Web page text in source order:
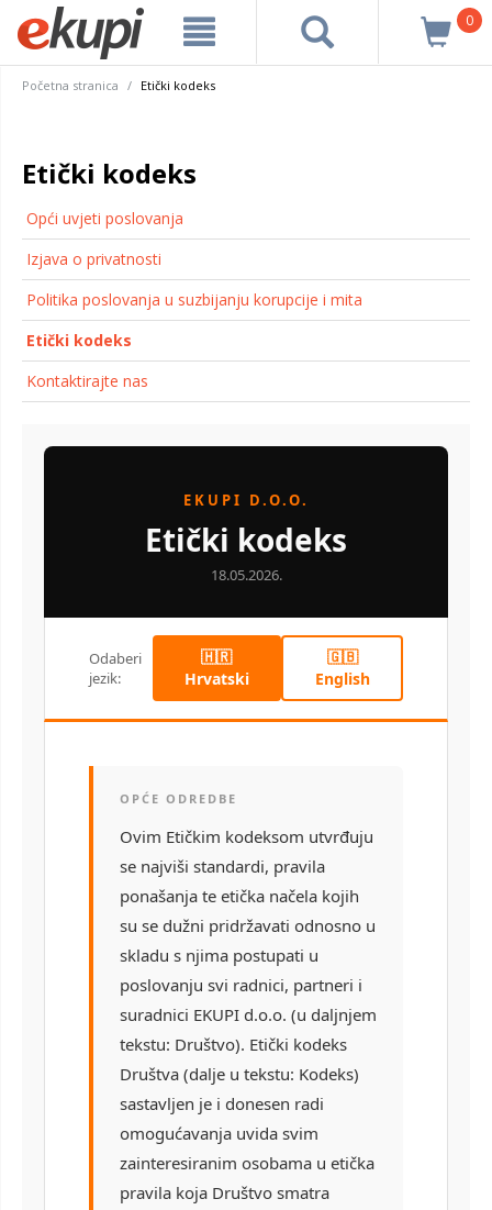
0
Početna stranica Etički kodeks
Etički kodeks
Opći uvjeti poslovanja
Izjava o privatnosti
Politika poslovanja u suzbijanju korupcije i mita
Etički kodeks
Kontaktirajte nas
EKUPI D.O.O.
Etički kodeks
18.05.2026.
Odaberi
jezik:
🇭🇷
Hrvatski
🇬🇧
English
OPĆE ODREDBE
Ovim Etičkim kodeksom utvrđuju
se najviši standardi, pravila
ponašanja te etička načela kojih
su se dužni pridržavati odnosno u
skladu s njima postupati u
poslovanju svi radnici, partneri i
suradnici EKUPI d.o.o. (u daljnjem
tekstu: Društvo). Etički kodeks
Društva (dalje u tekstu: Kodeks)
sastavljen je i donesen radi
omogućavanja uvida svim
zainteresiranim osobama u etička
pravila koja Društvo smatra